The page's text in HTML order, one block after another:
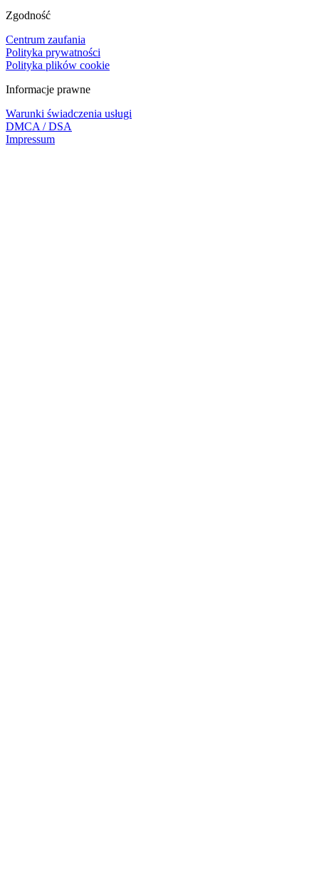
Zgodność
Centrum zaufania
Polityka prywatności
Polityka plików cookie
Informacje prawne
Warunki świadczenia usługi
DMCA / DSA
Impressum